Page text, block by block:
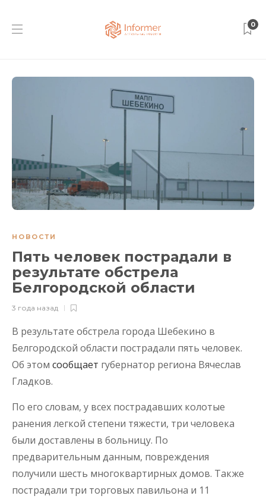
0
НОВОСТИ
Пять человек пострадали в
результате обстрела
Белгородской области
3 года назад
В результате обстрела города Шебекино в
Белгородской области пострадали пять человек.
Об этом сообщает губернатор региона Вячеслав
Гладков.
По его словам, у всех пострадавших колотые
ранения легкой степени тяжести, три человека
были доставлены в больницу. По
предварительным данным, повреждения
получили шесть многоквартирных домов. Также
пострадали три торговых павильона и 11